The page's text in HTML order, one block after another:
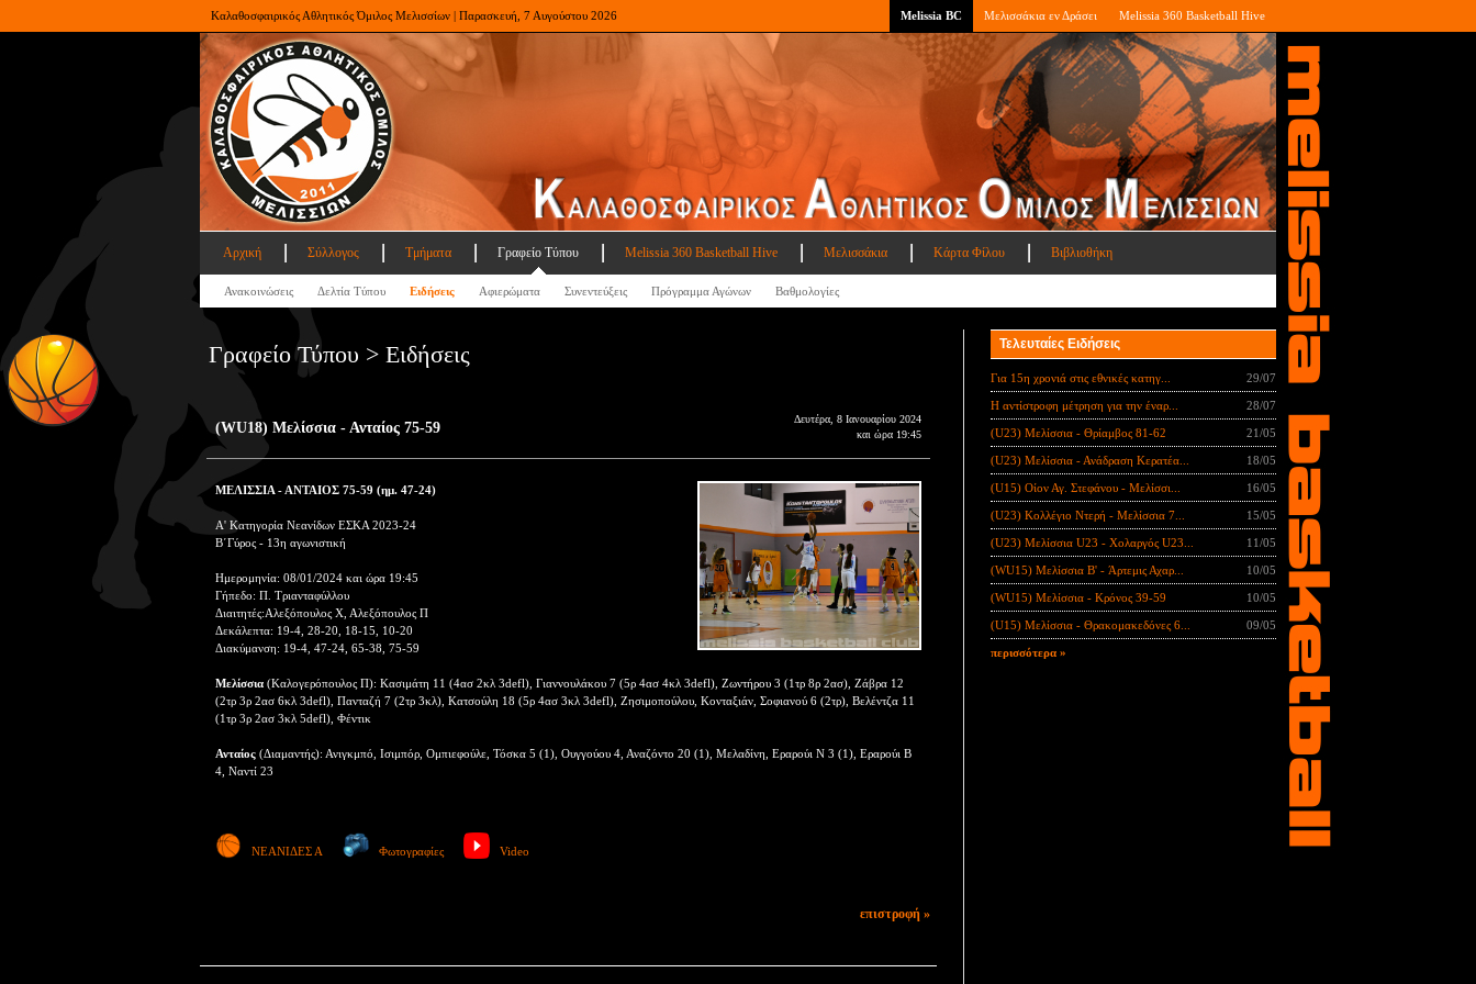
Καλαθοσφαιρικός Αθλητικός Όμιλος Μελισσίων | Παρασκευή, 7 Αυγούστου 2026 Melissia BC Μελισσάκια εν Δράσει Melissia 360 Basketball Hive
Αρχική Σύλλογος Τμήματα Γραφείο Τύπου Melissia 360 Basketball Hive Μελισσάκια Κάρτα Φίλου Βιβλιοθήκη
Ανακοινώσεις Δελτία Τύπου Ειδήσεις Αφιερώματα Συνεντεύξεις Πρόγραμμα Αγώνων Βαθμολογίες
Γραφείο Τύπου > Ειδήσεις
(WU18) Μελίσσια - Ανταίος 75-59
Δευτέρα, 8 Ιανουαρίου 2024
και ώρα 19:45
ΜΕΛΙΣΣΙΑ - ΑΝΤΑΙΟΣ 75-59 (ημ. 47-24)
Α' Κατηγορία Νεανίδων ΕΣΚΑ 2023-24
Β΄Γύρος - 13η αγωνιστική
Ημερομηνία: 08/01/2024 και ώρα 19:45
Γήπεδο: Π. Τριανταφύλλου
Διαιτητές:Αλεξόπουλος Χ, Αλεξόπουλος Π
Δεκάλεπτα: 19-4, 28-20, 18-15, 10-20
Διακύμανση: 19-4, 47-24, 65-38, 75-59
Μελίσσια (Καλογερόπουλος Π): Κασιμάτη 11 (4ασ 2κλ 3defl), Γιαννουλάκου 7 (5ρ 4ασ 4κλ 3defl), Ζωντήρου 3 (1τρ 8ρ 2ασ), Ζάβρα 12
(2τρ 3ρ 2ασ 6κλ 3defl), Πανταζή 7 (2τρ 3κλ), Κατσούλη 18 (5ρ 4ασ 3κλ 3defl), Ζησιμοπούλου, Κονταξιάν, Σοφιανού 6 (2τρ), Βελέντζα 11
(1τρ 3ρ 2ασ 3κλ 5defl), Φέντικ
Ανταίος (Διαμαντής): Ανιγκμπό, Ισιμπόρ, Ομπιεφούλε, Τόσκα 5 (1), Ουγγούου 4, Αναζόντο 20 (1), Μελαδίνη, Εραρούι Ν 3 (1), Εραρούι Β
4, Ναντί 23
ΝΕΑΝΙΔΕΣ Α Φωτογραφίες Video
επιστροφή »
Τελευταίες Ειδήσεις
Για 15η χρονιά στις εθνικές κατηγ... 29/07
Η αντίστροφη μέτρηση για την έναρ... 28/07
(U23) Μελίσσια - Θρίαμβος 81-62 21/05
(U23) Μελίσσια - Ανάδραση Κερατέα... 18/05
(U15) Οίον Αγ. Στεφάνου - Μελίσσι... 16/05
(U23) Κολλέγιο Ντερή - Μελίσσια 7... 15/05
(U23) Μελίσσια U23 - Χολαργός U23... 11/05
(WU15) Μελίσσια B' - Άρτεμις Αχαρ... 10/05
(WU15) Μελίσσια - Κρόνος 39-59 10/05
(U15) Μελίσσια - Θρακομακεδόνες 6... 09/05
περισσότερα »